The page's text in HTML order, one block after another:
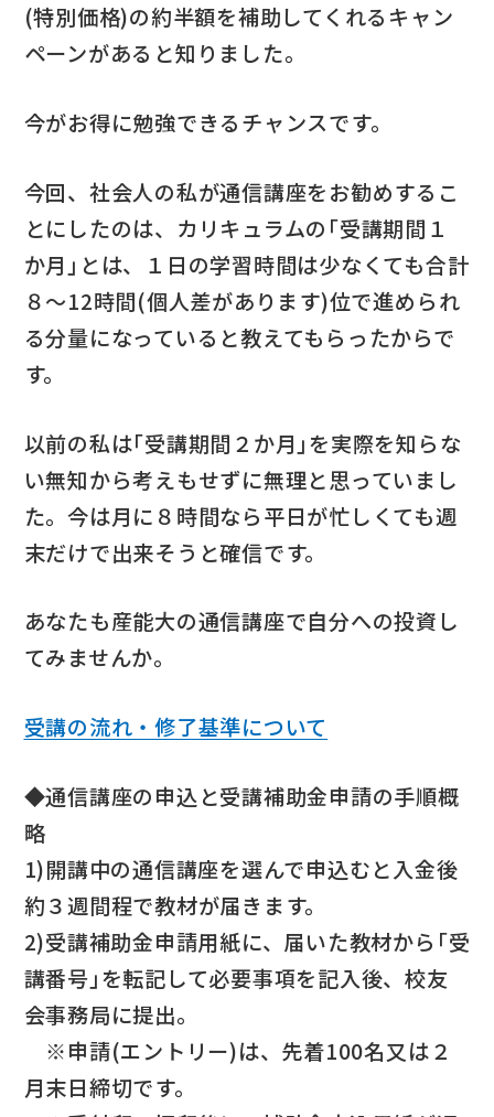
(特別価格)の約半額を補助してくれるキャン
ペーンがあると知りました。
今がお得に勉強できるチャンスです。
今回、社会人の私が通信講座をお勧めするこ
とにしたのは、カリキュラムの｢受講期間１
か月｣とは、１日の学習時間は少なくても合計
８～12時間(個人差があります)位で進められ
る分量になっていると教えてもらったからで
す。
以前の私は｢受講期間２か月｣を実際を知らな
い無知から考えもせずに無理と思っていまし
た。今は月に８時間なら平日が忙しくても週
末だけで出来そうと確信です。
あなたも産能大の通信講座で自分への投資し
てみませんか。
受講の流れ・修了基準について
◆通信講座の申込と受講補助金申請の手順概
略
1)開講中の通信講座を選んで申込むと入金後
約３週間程で教材が届きます。
2)受講補助金申請用紙に、届いた教材から｢受
講番号｣を転記して必要事項を記入後、校友
会事務局に提出。
※申請(エントリー)は、先着100名又は２
月末日締切です。